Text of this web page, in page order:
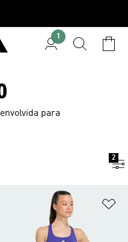
1
para
2
à Lista de Desejos